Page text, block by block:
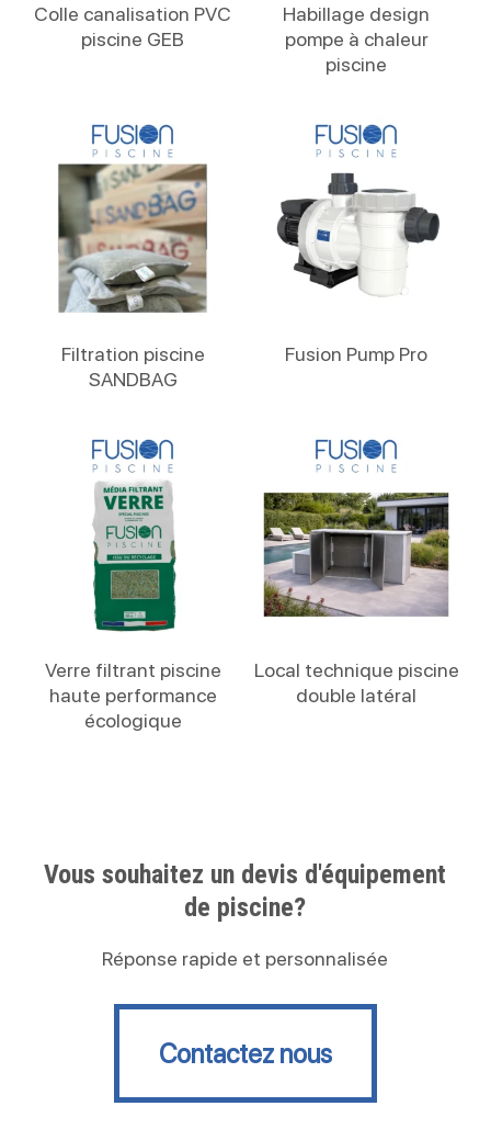
Colle canalisation PVC
piscine GEB
Habillage design
pompe à chaleur
piscine
Filtration piscine
SANDBAG
Fusion Pump Pro
Verre filtrant piscine
haute performance
écologique
Local technique piscine
double latéral
Vous souhaitez un devis d'équipement
de piscine?
Réponse rapide et personnalisée
Contactez nous
Contactez nous